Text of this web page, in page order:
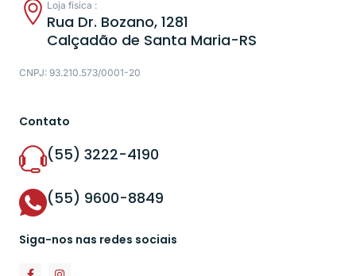
Loja física :
Rua Dr. Bozano, 1281
Calçadão de Santa Maria-RS
CNPJ: 93.210.573/0001-20
Contato
(55) 3222-4190
(55) 9600-8849
Siga-nos nas redes sociais